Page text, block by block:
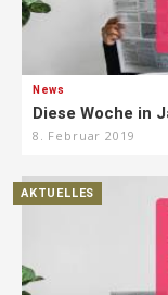
News
Diese Woche in
8. Februar 2019
AKTUELLES